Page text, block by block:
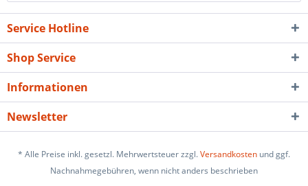
Service Hotline
Shop Service
Informationen
Newsletter
* Alle Preise inkl. gesetzl. Mehrwertsteuer zzgl.Versandkosten und ggf.
Nachnahmegebühren, wenn nicht anders beschrieben